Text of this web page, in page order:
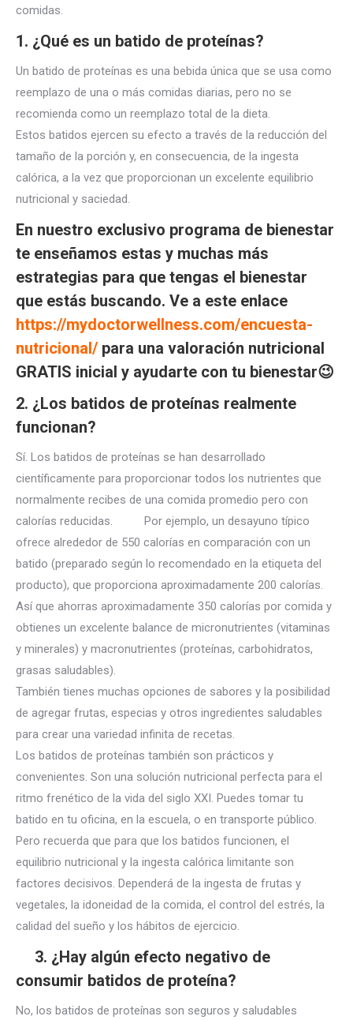
comidas.
1. ¿Qué es un batido de proteínas?
Un batido de proteínas es una bebida única que se usa como
reemplazo de una o más comidas diarias, pero no se
recomienda como un reemplazo total de la dieta.
Estos batidos ejercen su efecto a través de la reducción del
tamaño de la porción y, en consecuencia, de la ingesta
calórica, a la vez que proporcionan un excelente equilibrio
nutricional y saciedad.
En nuestro exclusivo programa de bienestar
te enseñamos estas y muchas más
estrategias para que tengas el bienestar
que estás buscando. Ve a este enlace
https://mydoctorwellness.com/encuesta-
nutricional/ para una valoración nutricional
GRATIS inicial y ayudarte con tu bienestar😉
2. ¿Los batidos de proteínas realmente
funcionan?
Sí. Los batidos de proteínas se han desarrollado
científicamente para proporcionar todos los nutrientes que
normalmente recibes de una comida promedio pero con
calorías reducidas. Por ejemplo, un desayuno típico
ofrece alrededor de 550 calorías en comparación con un
batido (preparado según lo recomendado en la etiqueta del
producto), que proporciona aproximadamente 200 calorías.
Así que ahorras aproximadamente 350 calorías por comida y
obtienes un excelente balance de micronutrientes (vitaminas
y minerales) y macronutrientes (proteínas, carbohidratos,
grasas saludables).
También tienes muchas opciones de sabores y la posibilidad
de agregar frutas, especias y otros ingredientes saludables
para crear una variedad infinita de recetas.
Los batidos de proteínas también son prácticos y
convenientes. Son una solución nutricional perfecta para el
ritmo frenético de la vida del siglo XXI. Puedes tomar tu
batido en tu oficina, en la escuela, o en transporte público.
Pero recuerda que para que los batidos funcionen, el
equilibrio nutricional y la ingesta calórica limitante son
factores decisivos. Dependerá de la ingesta de frutas y
vegetales, la idoneidad de la comida, el control del estrés, la
calidad del sueño y los hábitos de ejercicio.
3. ¿Hay algún efecto negativo de
consumir batidos de proteína?
No, los batidos de proteínas son seguros y saludables